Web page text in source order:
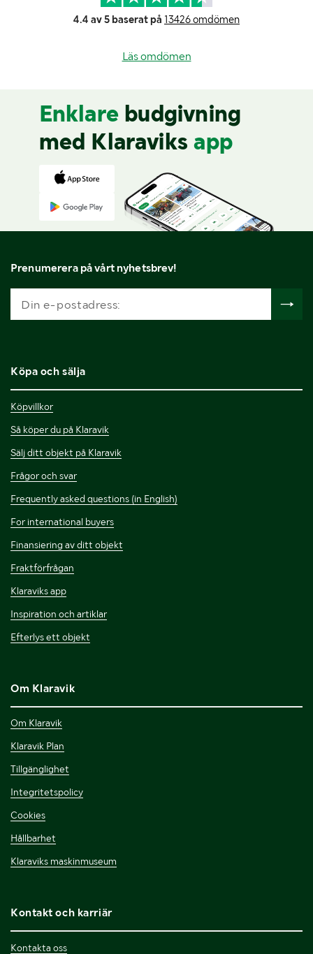
4.4 av 5 baserat på 13426 omdömen
Läs omdömen
Enklare budgivning
med Klaraviks app
Prenumerera på vårt nyhetsbrev!
Köpa och sälja
Köpvillkor
Så köper du på Klaravik
Sälj ditt objekt på Klaravik
Frågor och svar
Frequently asked questions (in English)
For international buyers
Finansiering av ditt objekt
Fraktförfrågan
Klaraviks app
Inspiration och artiklar
Efterlys ett objekt
Om Klaravik
Om Klaravik
Klaravik Plan
Tillgänglighet
Integritetspolicy
Cookies
Hållbarhet
Klaraviks maskinmuseum
Kontakt och karriär
Kontakta oss